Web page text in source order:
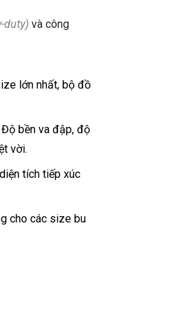
duty) và công
lớn nhất, bộ đồ
bền va đập, độ
vời.
tích tiếp xúc
cho các size bu